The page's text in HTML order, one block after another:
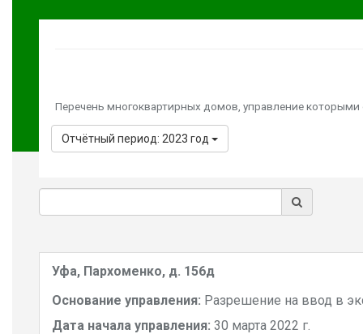
Перечень многоквартирных домов, управление
Отчётный период: 2023 год
Уфа, Пархоменко, д. 156д
Основание управления: Разрешение на ввод в
Дата начала управления: 30 марта 2022 г.